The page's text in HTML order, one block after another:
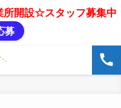
所開設☆スタッフ募集中
募